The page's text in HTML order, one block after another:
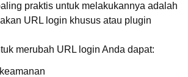
praktis untuk melakukannya adalah
URL login khusus atau plugin
merubah URL login Anda dapat: